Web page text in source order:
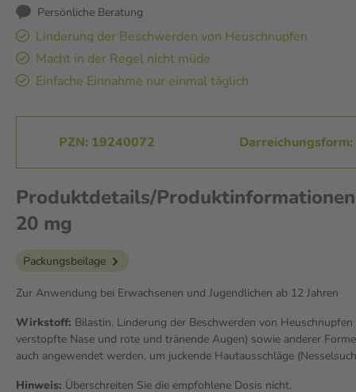
Persönliche Beratung
Linderung der Beschwerden von Heuschnupfen
Macht in der Regel nicht müde
Einfache Einnahme nur einmal täglich
PZN: 19240072
Produktdetails/
20 mg
Packungsbeilage
Zur Anwendung bei Erwachsenen und Jugendlichen ab 12 Jahren
Wirkstoff: Bilastin. Linderung der Beschwerden von Heuschnupfen
verstopfte Nase und rote und tränende Augen) sowie anderer
auch angewendet werden, um juckende Hautausschläge
Hinweis: Überschreiten Sie die empfohlene Dosis nicht.